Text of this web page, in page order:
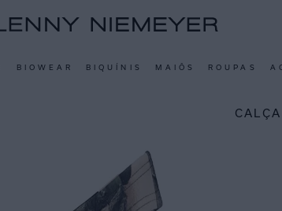
BIOWEAR BIQUÍNIS MAIÔS ROUPAS